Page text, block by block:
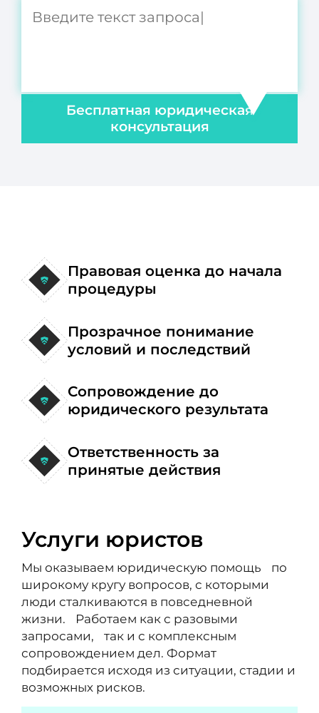
Бесплатная юридическая
консультация
Правовая оценка до начала
процедуры
Прозрачное понимание
условий и последствий
Сопровождение до
юридического результата
Ответственность за
принятые действия
Услуги юристов
Мы оказываем юридическую помощь по
широкому кругу вопросов, с которыми
люди сталкиваются в повседневной
жизни. Работаем как с разовыми
запросами, так и с комплексным
сопровождением дел. Формат
подбирается исходя из ситуации, стадии и
возможных рисков.